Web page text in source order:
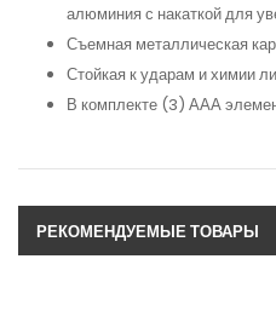
алюминия с накаткой для
Съемная металлическая
Стойкая к ударам и химии
В комплекте (3) ААА
РЕКОМЕНДУЕМЫЕ ТОВАРЫ